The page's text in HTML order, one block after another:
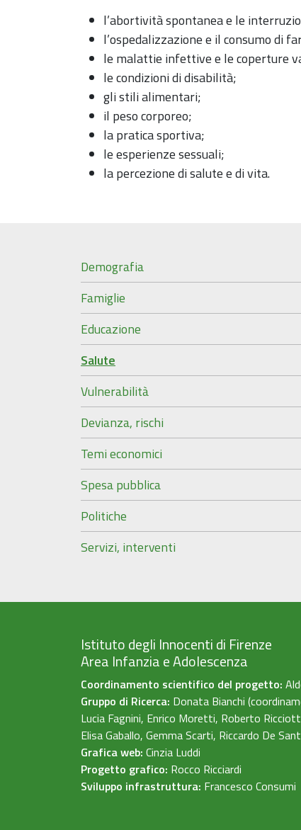
l’abortività spontanea e le
l’ospedalizzazione e il consumo di
le malattie infettive e le coperture
le condizioni di disabilità;
gli stili alimentari;
il peso corporeo;
la pratica sportiva;
le esperienze sessuali;
la percezione di salute e di vita.
Demografia
Famiglie
Educazione
Salute
Vulnerabilità
Devianza, rischi
Temi economici
Spesa pubblica
Politiche
Servizi, interventi
Istituto degli Innocenti di Firenze
Area Infanzia e Adolescenza
Coordinamento scientifico del progetto:
Gruppo di Ricerca: Donata Bianchi
Lucia Fagnini, Enrico Moretti, Roberto
Elisa Gaballo, Gemma Scarti, Riccardo De
Grafica web: Cinzia Luddi
Progetto grafico: Rocco Ricciardi
Sviluppo infrastruttura: Francesco Consumi